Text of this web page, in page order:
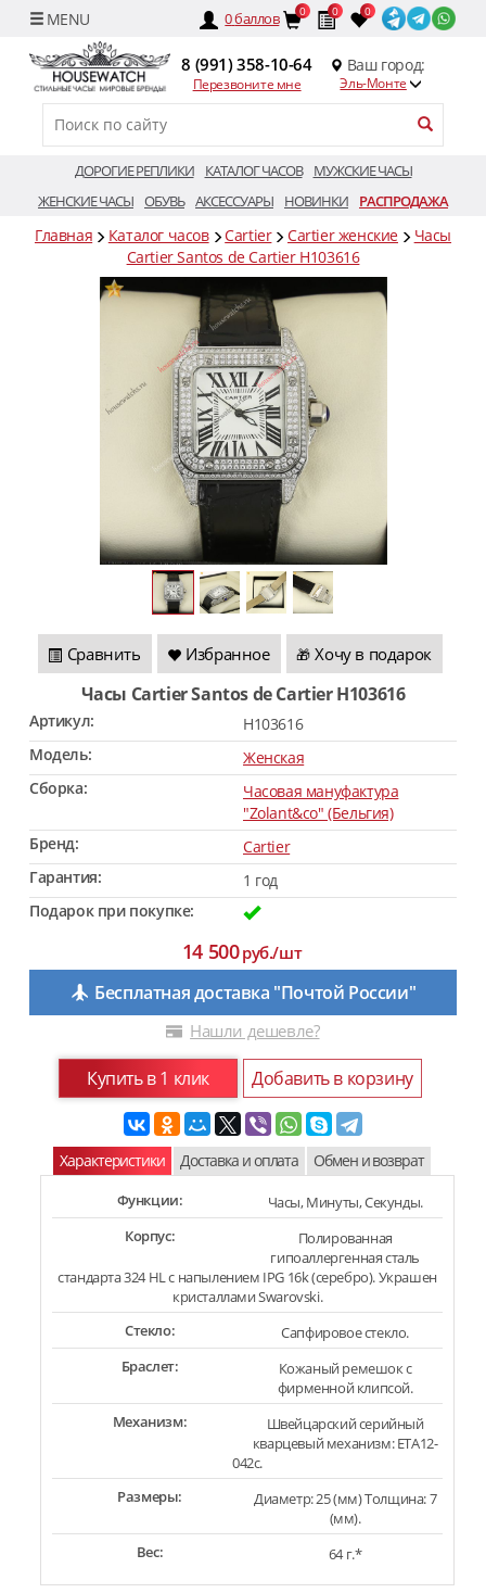
0баллов 0 0 0
8 (991) 358-10-64
Перезвоните мне
Ваш город:
Эль-Монте
ДОРОГИЕ РЕПЛИКИ КАТАЛОГ ЧАСОВ
МУЖСКИЕ ЧАСЫ
ЖЕНСКИЕ ЧАСЫ ОБУВЬ АКСЕССУАРЫ НОВИНКИ РАСПРОДАЖА
Главная Каталог часов Cartier Cartier женские
Часы
Cartier Santos de Cartier H103616
Сравнить Избранное 🎁 Хочу в подарок
Часы Cartier Santos de Cartier H103616
Артикул:
H103616
Модель:
Женская
Сборка:
Часовая мануфактура
"Zolant&co" (Бельгия)
Бренд:
Cartier
Гарантия:
1 год
Подарок при покупке:
14 500руб./шт
Бесплатная доставка "Почтой России"
Нашли дешевле?
Купить в 1 клик Добавить в корзину
Характеристики Доставка и оплата Обмен и возврат
Функции:
Часы, Минуты, Секунды.
Корпус:
Полированная
гипоаллергенная сталь
стандарта 324 HL с напылением IPG 16k (серебро). Украшен
кристаллами Swarovski.
Стекло:
Сапфировое стекло.
Браслет:
Кожаный ремешок с
фирменной клипсой.
Механизм:
Швейцарский серийный
кварцевый механизм: ETA12-
042c.
Размеры:
Диаметр: 25 (мм) Толщина: 7
(мм).
Вес:
64 г.*